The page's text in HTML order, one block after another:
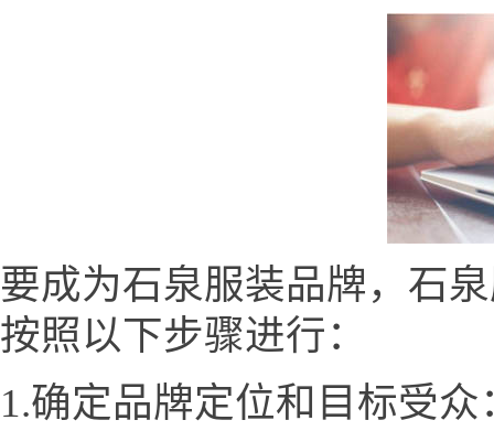
要成为石泉服装品牌，石
按照以下步骤进行：
1.确定品牌定位和目标受众